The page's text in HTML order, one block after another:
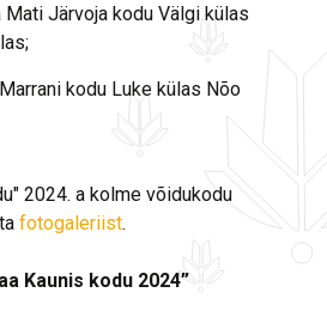
Järvoja kodu Välgi külas
kodu Luke külas Nõo
2024. a kolme võidukodu
fotogaleriist.
Kaunis kodu 2024”